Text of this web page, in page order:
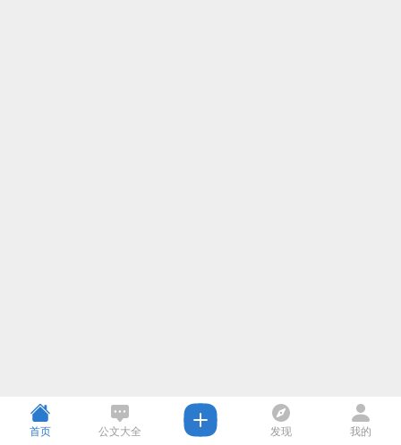
首页 公文大全 发现 我的